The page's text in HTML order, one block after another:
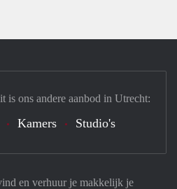
en verhuur je makkelijk je
is ons andere aanbod in Utrecht:
Kamers Studio's